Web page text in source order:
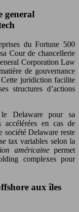
general
du Fortune 500
Cour de chancellerie
Corporation Law
de gouvernance
Cette juridiction facilite
structures d’actions
le Delaware pour sa
accélérées en cas de
société Delaware reste
tax variables selon la
américainepermet
complexes pour
aux îles